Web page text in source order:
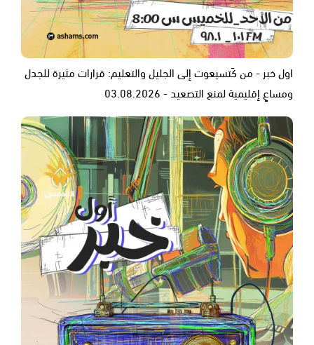
اول خبر - من كَتسيعوت إلى الجليل والتعليم: قرارات مثيرة للجدل
ومساعٍ إقليمية لمنع التصعيد - 03.08.2026